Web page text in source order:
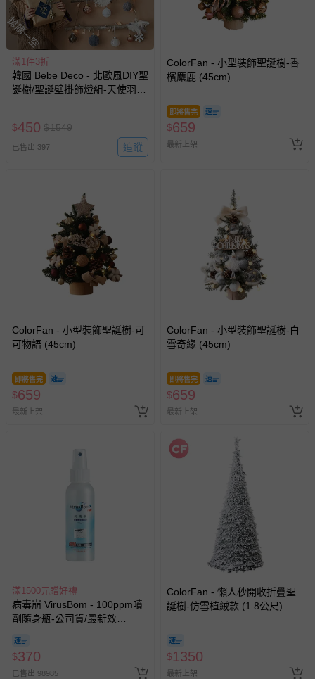
搶購一空
滿1件3折
韓國 Bebe Deco - 北歐風DIY聖
誕樹/聖誕壁掛飾燈組-天使羽翼
$450 $1549
已售出 397 追蹤
ColorFan - 小型裝飾聖誕樹-香
檳麋鹿 (45cm)
即將售完
$659
最新上架
ColorFan - 小型裝飾聖誕樹-可
可物語 (45cm)
即將售完
$659
最新上架
ColorFan - 小型裝飾聖誕樹-白
雪奇緣 (45cm)
即將售完
$659
最新上架
滿1500元贈好禮
病毒崩 VirusBom - 100ppm噴
劑隨身瓶-公司貨/最新效
$370
已售出 98985
ColorFan - 懶人秒開收折疊聖
誕樹-仿雪植絨款 (1.8公尺)
$1350
最新上架